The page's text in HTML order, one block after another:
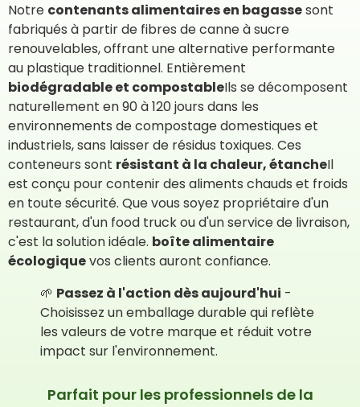
Notre contenants alimentaires en bagassesont
fabriqués à partir de fibres de canne à sucre
renouvelables, offrant une alternative performante
au plastique traditionnel. Entièrement
biodégradable et compostableIls se décomposent
naturellement en 90 à 120 jours dans les
environnements de compostage domestiques et
industriels, sans laisser de résidus toxiques. Ces
conteneurs sont résistant à la chaleur, étancheIl
est conçu pour contenir des aliments chauds et froids
en toute sécurité. Que vous soyez propriétaire d'un
restaurant, d'un food truck ou d'un service de livraison,
c'est la solution idéale. boîte alimentaire
écologiquevos clients auront confiance.
🌱 Passez à l'action dès aujourd'hui -
Choisissez un emballage durable qui reflète
les valeurs de votre marque et réduit votre
impact sur l'environnement.
Parfait pour les professionnels de la